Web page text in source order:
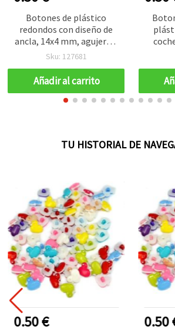
Botones de plástico
redondos con diseño de
ancla, 14x4 mm, agujero 4
mm, colores mixtos - 20
Sku: 127681
Añadir al carrito
TU HISTORIAL DE
0.50 € 0.50